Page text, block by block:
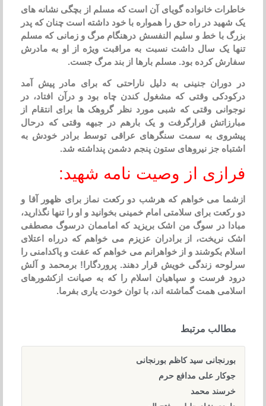
خاطرات خانواده گویای آن است که مسلم از بچگی نشانه های
یک شهید در راه حق را همواره با خود داشته است چنان که پدر
بزرگ با خط و سلیم النفسش درهنگام مرگ و زمانی که مسلم
تنها یک سال داشت نسبت به مراقبت ویژه از او به مادرش
سفارش کرده بود. مسلم بارها از بند مرگ جست.
در دوران جنینی به دلیل ناراحتی که برای مادر پیش آمد
درکودکی وقتی که مشغول کندن چاه بود و درآن افتاد، در
نوجوانی وقتی که شبی مورد نظر گروهک ها برای انتقام از
مبارزاتش قرارگرفت و یک بارهم در جبهه وقتی که درحال
پیشروی به سمت سنگرهای عراقی توسط برادر خودش به
اشتباه جز نیروهای ستون پنجم دشمن پنداشته شد.
فرازی از وصیت نامه شهید:
ازشما می خواهم که هرشب دو رکعت نماز برای ظهور آقا و
دو رکعت برای سلامتی امام خمینی بخوانید و او را تنها نگذارید،
مبادا در سوگ من اشک بریزید که اماممان درسوگ مصطفی
اشک نریخت، از برادران عزیزم می خواهم که درراه اعتلای
اسلام بکوشند و از خواهرانم می خواهم که عفت و پاکدامنی را
سرلوحه زندگی خویش قرار دهند. پروردگارا! برمحمد و آلش
درود فرست و سپاهیان اسلام را که به صیانت ازکشورهای
اسلامی همت گماشته اند، با توان خودت یاری بفرما.
مطالب مرتبط
بورنجانی سید کاظم بورنجانی
جوکار علی مدافع حرم
خرسند محمد